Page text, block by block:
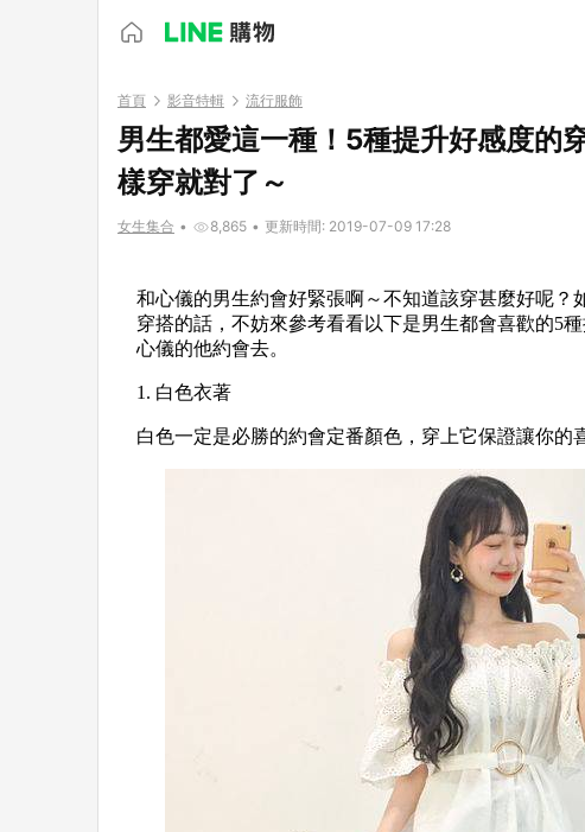
首頁 影音特輯 流行服飾
男生都愛這一種！5種提升好感度的
樣穿就對了～
女生集合 • 8,865 • 更新時間: 2019-07-09 17:28
和心儀的男生約會好緊張啊～不知道該穿甚麼好呢？
穿搭的話，不妨來參考看看以下是男生都會喜歡的5
心儀的他約會去。
1. 白色衣著
白色一定是必勝的約會定番顏色，穿上它保證讓你的